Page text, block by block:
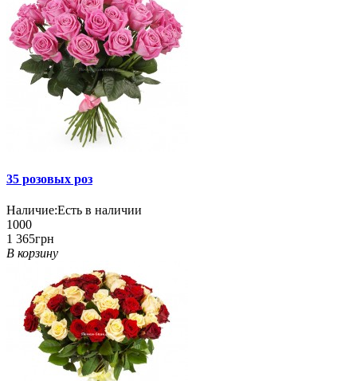
35 розовых роз
Наличие:Есть в наличии
1000
1 365грн
В корзину